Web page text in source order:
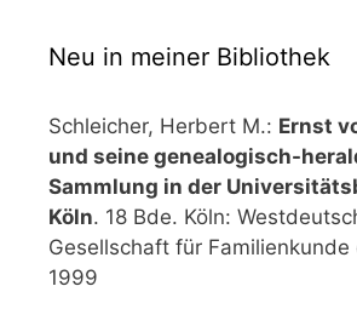
Neu in meiner Bibliothek
Schleicher, Herbert M.: Ernst
und seine genealogisch-
Sammlung in der
Köln. 18 Bde. Köln:
Gesellschaft für Familienkunde
1999